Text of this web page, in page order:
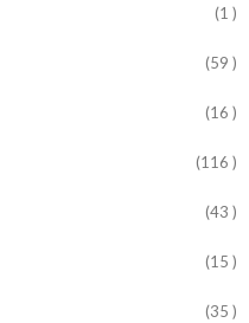
(1 )
(59 )
(16 )
(116 )
(43 )
(15 )
(35 )